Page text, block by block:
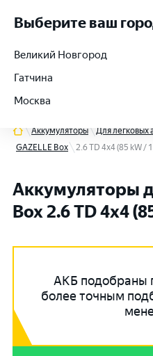
+7 (812) 564-54-91
Аккумуляторы Для легковых
GAZELLE Box
2.6 TD 4x4 (85 kW /
Аккумуляторы
Box 2.6 TD 4x4
АКБ подобраны
более точным
Выберите ваш
Великий Новгород
Гатчина
Москва